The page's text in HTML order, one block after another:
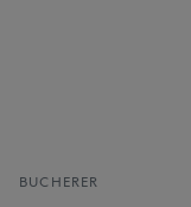
BUCHERER